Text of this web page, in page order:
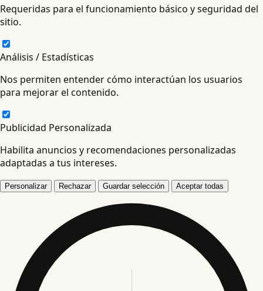
Requeridas para el funcionamiento básico y seguridad del
sitio.
Análisis / Estadísticas
Nos permiten entender cómo interactúan los usuarios
para mejorar el contenido.
Publicidad Personalizada
Habilita anuncios y recomendaciones personalizadas
adaptadas a tus intereses.
Personalizar Rechazar Guardar selección Aceptar todas